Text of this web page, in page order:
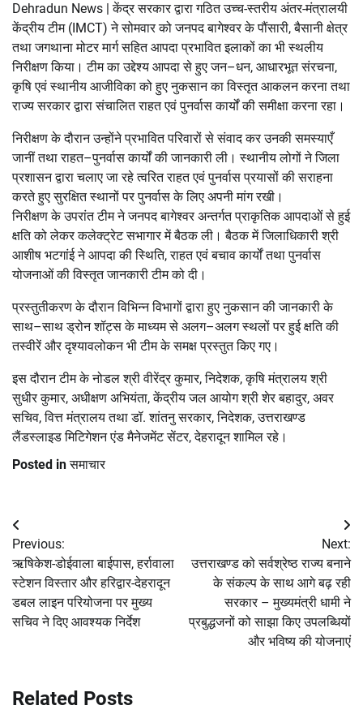
Dehradun News | केंद्र सरकार द्वारा गठित उच्च-स्तरीय अंतर-मंत्रालयी
केंद्रीय टीम (IMCT) ने सोमवार को जनपद बागेश्वर के पौंसारी, बैसानी क्षेत्र
तथा जगथाना मोटर मार्ग सहित आपदा प्रभावित इलाकों का भी स्थलीय
निरीक्षण किया। टीम का उद्देश्य आपदा से हुए जन–धन, आधारभूत संरचना,
कृषि एवं स्थानीय आजीविका को हुए नुकसान का विस्तृत आकलन करना तथा
राज्य सरकार द्वारा संचालित राहत एवं पुनर्वास कार्यों की समीक्षा करना रहा।
निरीक्षण के दौरान उन्होंने प्रभावित परिवारों से संवाद कर उनकी समस्याएँ
जानीं तथा राहत–पुनर्वास कार्यों की जानकारी ली। स्थानीय लोगों ने जिला
प्रशासन द्वारा चलाए जा रहे त्वरित राहत एवं पुनर्वास प्रयासों की सराहना
करते हुए सुरक्षित स्थानों पर पुनर्वास के लिए अपनी मांग रखी।
निरीक्षण के उपरांत टीम ने जनपद बागेश्वर अन्तर्गत प्राकृतिक आपदाओं से हुई
क्षति को लेकर कलेक्ट्रेट सभागार में बैठक ली। बैठक में जिलाधिकारी श्री
आशीष भटगांई ने आपदा की स्थिति, राहत एवं बचाव कार्यों तथा पुनर्वास
योजनाओं की विस्तृत जानकारी टीम को दी।
प्रस्तुतीकरण के दौरान विभिन्न विभागों द्वारा हुए नुकसान की जानकारी के
साथ–साथ ड्रोन शॉट्स के माध्यम से अलग–अलग स्थलों पर हुई क्षति की
तस्वीरें और दृश्यावलोकन भी टीम के समक्ष प्रस्तुत किए गए।
इस दौरान टीम के नोडल श्री वीरेंद्र कुमार, निदेशक, कृषि मंत्रालय श्री
सुधीर कुमार, अधीक्षण अभियंता, केंद्रीय जल आयोग श्री शेर बहादुर, अवर
सचिव, वित्त मंत्रालय तथा डॉ. शांतनु सरकार, निदेशक, उत्तराखण्ड
लैंडस्लाइड मिटिगेशन एंड मैनेजमेंट सेंटर, देहरादून शामिल रहे।
Posted inसमाचार
Post
navigation
Previous:
ऋषिकेश-डोईवाला बाईपास, हर्रावाला
स्टेशन विस्तार और हरिद्वार-देहरादून
डबल लाइन परियोजना पर मुख्य
सचिव ने दिए आवश्यक निर्देश
Next:
उत्तराखण्ड को सर्वश्रेष्ठ राज्य बनाने
के संकल्प के साथ आगे बढ़ रही
सरकार – मुख्यमंत्री धामी ने
प्रबुद्धजनों को साझा किए उपलब्धियों
और भविष्य की योजनाएं
Related Posts